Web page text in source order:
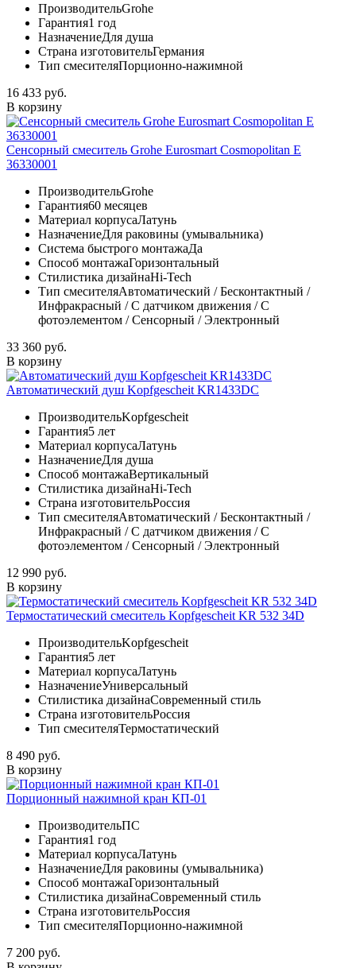
ПроизводительGrohe
Гарантия1 год
НазначениеДля душа
Страна изготовительГермания
Тип смесителяПорционно-нажимной
16 433 руб.
В корзину
Сенсорный смеситель Grohe Eurosmart Cosmopolitan E
36330001
ПроизводительGrohe
Гарантия60 месяцев
Материал корпусаЛатунь
НазначениеДля раковины (умывальника)
Система быстрого монтажаДа
Способ монтажаГоризонтальный
Стилистика дизайнаHi-Tech
Тип смесителяАвтоматический / Бесконтактный /
Инфракрасный / С датчиком движения / С
фотоэлементом / Сенсорный / Электронный
33 360 руб.
В корзину
Автоматический душ Kopfgescheit KR1433DC
ПроизводительKopfgescheit
Гарантия5 лет
Материал корпусаЛатунь
НазначениеДля душа
Способ монтажаВертикальный
Стилистика дизайнаHi-Tech
Страна изготовительРоссия
Тип смесителяАвтоматический / Бесконтактный /
Инфракрасный / С датчиком движения / С
фотоэлементом / Сенсорный / Электронный
12 990 руб.
В корзину
Термостатический смеситель Kopfgescheit KR 532 34D
ПроизводительKopfgescheit
Гарантия5 лет
Материал корпусаЛатунь
НазначениеУниверсальный
Стилистика дизайнаСовременный стиль
Страна изготовительРоссия
Тип смесителяТермостатический
8 490 руб.
В корзину
Порционный нажимной кран КП-01
ПроизводительПС
Гарантия1 год
Материал корпусаЛатунь
НазначениеДля раковины (умывальника)
Способ монтажаГоризонтальный
Стилистика дизайнаСовременный стиль
Страна изготовительРоссия
Тип смесителяПорционно-нажимной
7 200 руб.